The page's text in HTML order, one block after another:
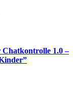
Chatkontrolle 1.0 –